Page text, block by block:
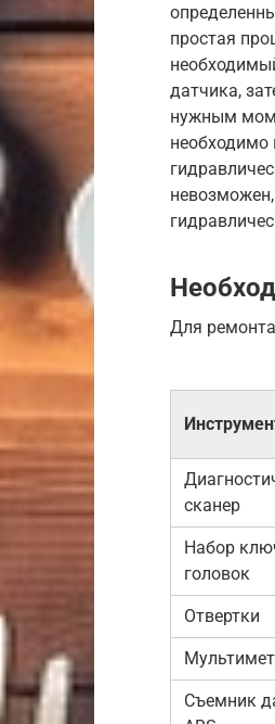
простая
датчика,
нужным
необходимо
Для
сканер
Набор
головок
Отвертки
Съемник